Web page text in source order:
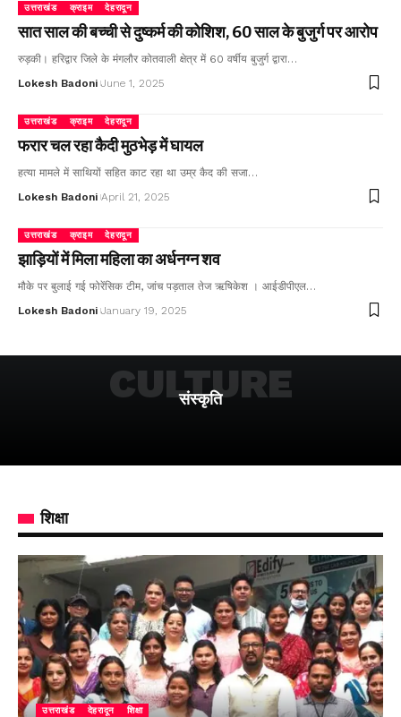
उत्तराखंड क्राइम देहरादून
सात साल की बच्ची से दुष्कर्म की कोशिश, 60 साल के बुजुर्ग पर आरोप
रुड़की। हरिद्वार जिले के मंगलौर कोतवाली क्षेत्र में 60 वर्षीय बुजुर्ग द्वारा…
Lokesh Badoni June 1, 2025
उत्तराखंड क्राइम देहरादून
फरार चल रहा कैदी मुठभेड़ में घायल
हत्या मामले में साथियों सहित काट रहा था उम्र कैद की सजा…
Lokesh Badoni April 21, 2025
उत्तराखंड क्राइम देहरादून
झाड़ियों में मिला महिला का अर्धनग्न शव
मौके पर बुलाई गई फोरेंसिक टीम, जांच पड़ताल तेज ऋषिकेश । आईडीपीएल…
Lokesh Badoni January 19, 2025
संस्कृति
CULTURE
शिक्षा
उत्तराखंड देहरादून शिक्षा